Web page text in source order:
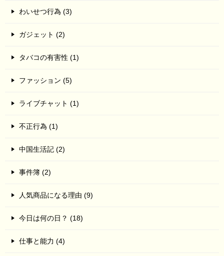
わいせつ行為 (3)
ガジェット (2)
タバコの有害性 (1)
ファッション (5)
ライブチャット (1)
不正行為 (1)
中国生活記 (2)
事件簿 (2)
人気商品になる理由 (9)
今日は何の日？ (18)
仕事と能力 (4)